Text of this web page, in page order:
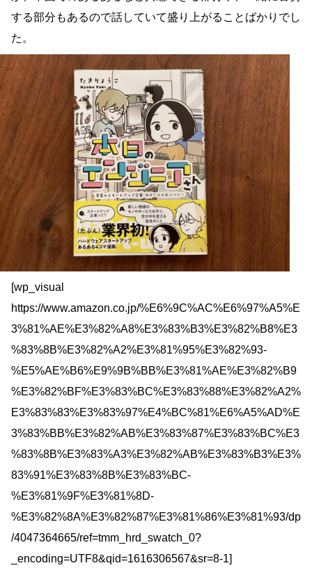
する部分もあるので話していて盛り上がることばかりでし
た。
[wp_visual
https://www.amazon.co.jp/%E6%9C%AC%E6%97%A5%E
3%81%AE%E3%82%A8%E3%83%B3%E3%82%B8%E3
%83%8B%E3%82%A2%E3%81%95%E3%82%93-
%E5%AE%B6%E9%9B%BB%E3%81%AE%E3%82%B9
%E3%82%BF%E3%83%BC%E3%83%88%E3%82%A2%
E3%83%83%E3%83%97%E4%BC%81%E6%A5%AD%E
3%83%BB%E3%82%AB%E3%83%87%E3%83%BC%E3
%83%8B%E3%83%A3%E3%82%AB%E3%83%B3%E3%
83%91%E3%83%8B%E3%83%BC-
%E3%81%9F%E3%81%8D-
%E3%82%8A%E3%82%87%E3%81%86%E3%81%93/dp
/4047364665/ref=tmm_hrd_swatch_0?
_encoding=UTF8&qid=1616306567&sr=8-1]